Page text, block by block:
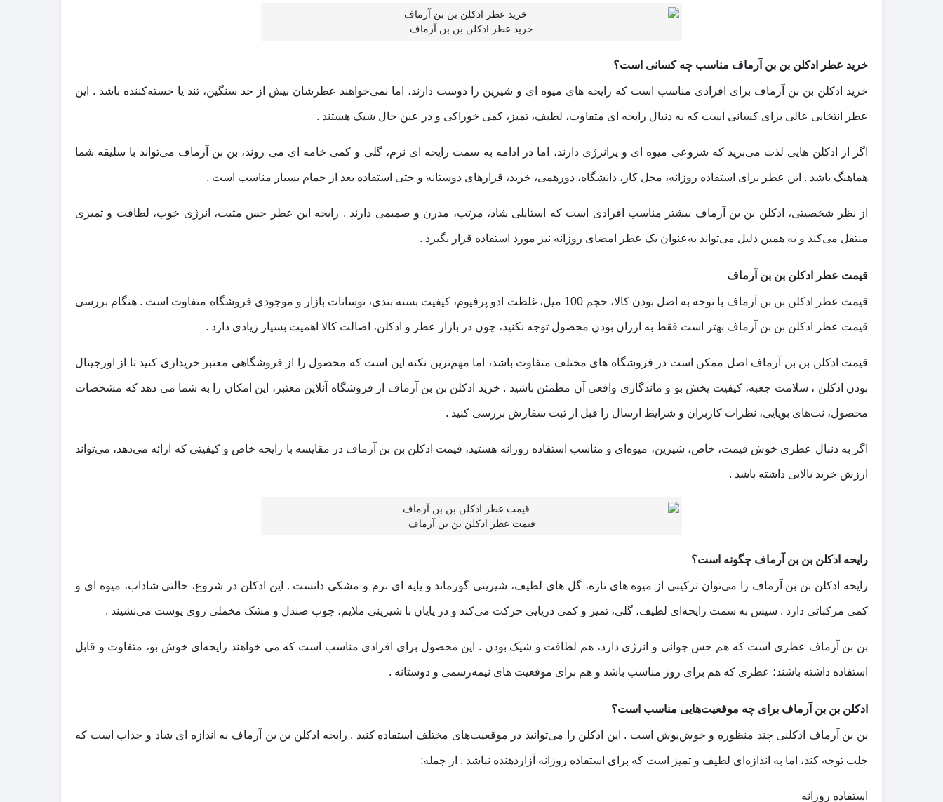
خرید عطر ادکلن بن بن آرماف
خرید عطر ادکلن بن بن آرماف مناسب چه کسانی است؟
خرید ادکلن بن بن آرماف برای افرادی مناسب است که رایحه‌ های میوه‌ ای و شیرین را دوست دارند، اما نمی‌خواهند عطرشان بیش از حد سنگین، تند یا خسته‌کننده باشد . این
عطر انتخابی عالی برای کسانی است که به دنبال رایحه‌ ای متفاوت، لطیف، تمیز، کمی خوراکی و در عین حال شیک هستند .
اگر از ادکلن هایی لذت می‌برید که شروعی میوه‌ ای و پرانرژی دارند، اما در ادامه به سمت رایحه‌ ای نرم، گلی و کمی خامه‌ ای می‌ روند، بن بن آرماف می‌تواند با سلیقه شما
هماهنگ باشد . این عطر برای استفاده روزانه، محل کار، دانشگاه، دورهمی، خرید، قرارهای دوستانه و حتی استفاده بعد از حمام بسیار مناسب است .
از نظر شخصیتی، ادکلن بن بن آرماف بیشتر مناسب افرادی است که استایلی شاد، مرتب، مدرن و صمیمی دارند . رایحه این عطر حس مثبت، انرژی خوب، لطافت و تمیزی
منتقل می‌کند و به همین دلیل می‌تواند به‌عنوان یک عطر امضای روزانه نیز مورد استفاده قرار بگیرد .
قیمت عطر ادکلن بن بن آرماف
قیمت عطر ادکلن بن بن آرماف با توجه به اصل بودن کالا، حجم 100 میل، غلظت ادو پرفیوم، کیفیت بسته‌ بندی، نوسانات بازار و موجودی فروشگاه متفاوت است . هنگام بررسی
قیمت عطر ادکلن بن بن آرماف بهتر است فقط به ارزان بودن محصول توجه نکنید، چون در بازار عطر و ادکلن، اصالت کالا اهمیت بسیار زیادی دارد .
قیمت ادکلن بن بن آرماف اصل ممکن است در فروشگاه‌ های مختلف متفاوت باشد، اما مهم‌ترین نکته این است که محصول را از فروشگاهی معتبر خریداری کنید تا از اورجینال
بودن ادکلن ، سلامت جعبه، کیفیت پخش بو و ماندگاری واقعی آن مطمئن باشید . خرید ادکلن بن بن آرماف از فروشگاه آنلاین معتبر، این امکان را به شما می‌ دهد که مشخصات
محصول، نت‌های بویایی، نظرات کاربران و شرایط ارسال را قبل از ثبت سفارش بررسی کنید .
اگر به دنبال عطری خوش‌ قیمت، خاص، شیرین، میوه‌ای و مناسب استفاده روزانه هستید، قیمت ادکلن بن بن آرماف در مقایسه با رایحه خاص و کیفیتی که ارائه می‌دهد، می‌تواند
ارزش خرید بالایی داشته باشد .
قیمت عطر ادکلن بن بن آرماف
رایحه ادکلن بن بن آرماف چگونه است؟
رایحه ادکلن بن بن آرماف را می‌توان ترکیبی از میوه‌ های تازه، گل‌ های لطیف، شیرینی گورماند و پایه‌ ای نرم و مشکی دانست . این ادکلن در شروع، حالتی شاداب، میوه‌ ای و
کمی مرکباتی دارد . سپس به سمت رایحه‌ای لطیف، گلی، تمیز و کمی دریایی حرکت می‌کند و در پایان با شیرینی ملایم، چوب صندل و مشک مخملی روی پوست می‌نشیند .
بن بن آرماف عطری است که هم حس جوانی و انرژی دارد، هم لطافت و شیک بودن . این محصول برای افرادی مناسب است که می‌ خواهند رایحه‌ای خوش‌ بو، متفاوت و قابل
استفاده داشته باشند؛ عطری که هم برای روز مناسب باشد و هم برای موقعیت‌ های نیمه‌رسمی و دوستانه .
ادکلن بن بن آرماف برای چه موقعیت‌هایی مناسب است؟
بن بن آرماف ادکلنی چند منظوره و خوش‌پوش است . این ادکلن را می‌توانید در موقعیت‌های مختلف استفاده کنید . رایحه ادکلن بن بن آرماف به اندازه‌ ای شاد و جذاب است که
جلب توجه کند، اما به اندازه‌ای لطیف و تمیز است که برای استفاده روزانه آزاردهنده نباشد . از جمله:
استفاده روزانه